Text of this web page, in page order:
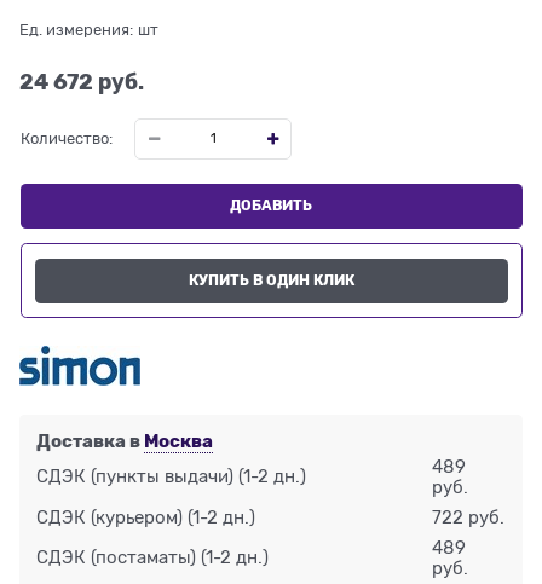
Ед. измерения: шт
24 672 руб.
Количество:
ДОБАВИТЬ
КУПИТЬ В ОДИН КЛИК
Доставка в Москва
СДЭК (пункты выдачи) (1-2 дн.)
489
руб.
СДЭК (курьером) (1-2 дн.) 722 руб.
СДЭК (постаматы) (1-2 дн.)
489
руб.